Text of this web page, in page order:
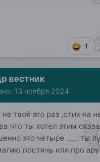
1
вестник
13 ноября 2024
твой это раз ,стих на
что ты хотел этим
это четыре ...... ты
постичь или про